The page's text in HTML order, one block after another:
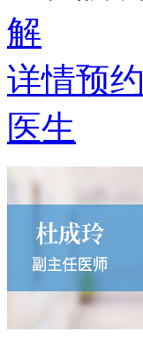
解
详情预约
医生